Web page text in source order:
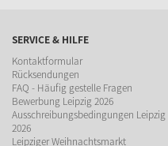
SERVICE & HILFE
Kontaktformular
Rücksendungen
FAQ - Häufig gestelle Fragen
Bewerbung Leipzig 2026
Ausschreibungsbedingungen Leipzig
2026
Leipziger Weihnachtsmarkt